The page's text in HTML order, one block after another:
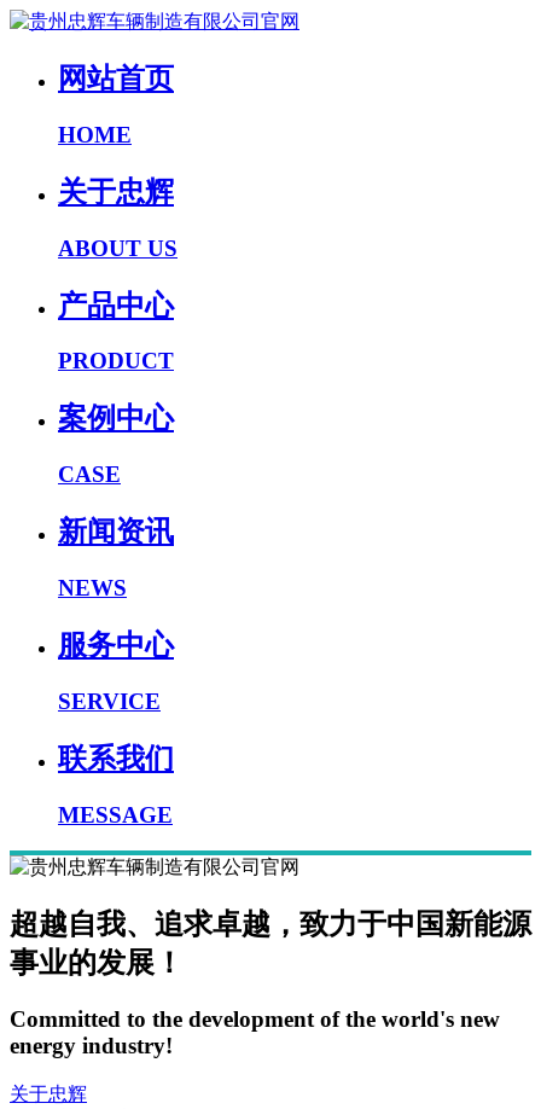
网站首页
HOME
关于忠辉
ABOUT US
产品中心
PRODUCT
案例中心
CASE
新闻资讯
NEWS
服务中心
SERVICE
联系我们
MESSAGE
超越自我、追求卓越，致力于中国新能源
事业的发展！
Committed to the development of the world's new
energy industry!
关于忠辉